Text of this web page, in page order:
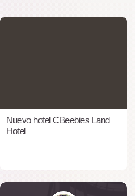
Nuevo hotel CBeebies Land
Hotel